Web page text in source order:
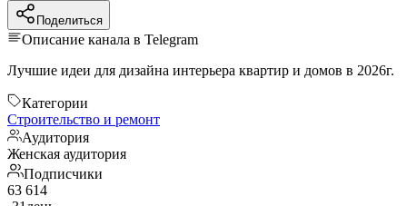
Поделиться
Описание канала в Telegram
Лучшие идеи для дизайна интерьера квартир и домов в 2026г.
Категории
Строительство и ремонт
Аудитория
Женская аудитория
Подписчики
63 614